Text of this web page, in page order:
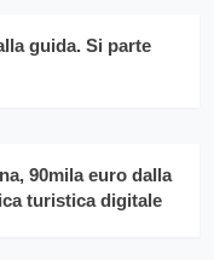
guida. Si parte
90mila euro dalla
turistica digitale